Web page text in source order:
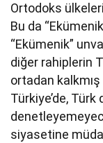
Ortodoks
Bu da
“Ekümenik”
diğer rahiplerin
ortadan
Türkiye’de, Türk
siyasetine